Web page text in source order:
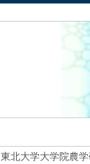
東北大学大学院農